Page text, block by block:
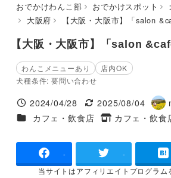
おでかけわんこ部 おでかけスポット
大阪府
【大阪・大阪市】「salon
【大阪・大阪市】「salon
わんこメニューあり
店内OK
犬種条件: 要問い合わせ
投稿日
2024/04/28
更新日
2025/08/04
著
者
施設ジャンル
カフェ・飲食店
タグ
カフェ・飲食
- -
当サイトはアフィリエイトプログラム